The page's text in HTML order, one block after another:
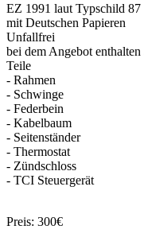
EZ 1991 laut Typschild 87
mit Deutschen Papieren
Unfallfrei
bei dem Angebot
Teile
- Rahmen
- Schwinge
- Federbein
- Kabelbaum
- Seitenständer
- Thermostat
- Zündschloss
- TCI Steuergerät
Preis: 300€